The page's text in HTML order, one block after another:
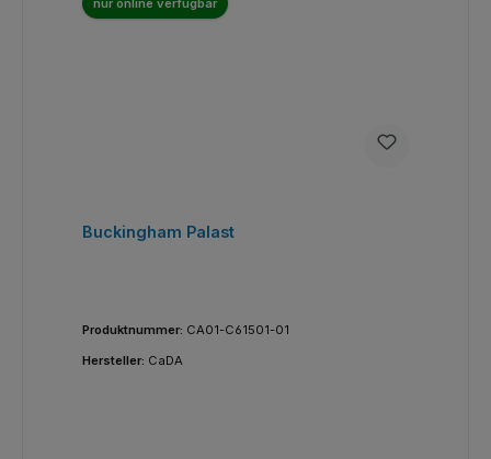
nur online verfügbar
Buckingham Palast
Produktnummer: CA01-C61501-01
Hersteller: CaDA